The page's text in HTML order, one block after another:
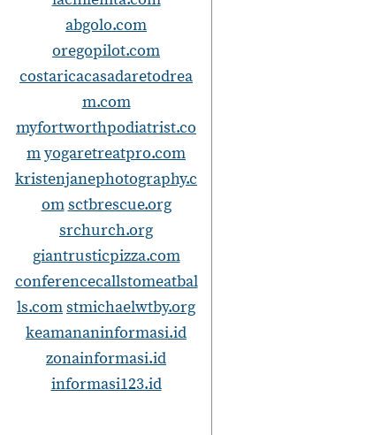
abgolo.com
oregopilot.com
costaricacasadaretodrea
m.com
myfortworthpodiatrist.co
myogaretreatpro.com
kristenjanephotography.c
omsctbrescue.org
srchurch.org
giantrusticpizza.com
conferencecallstomeatbal
ls.comstmichaelwtby.org
keamananinformasi.id
zonainformasi.id
informasi123.id